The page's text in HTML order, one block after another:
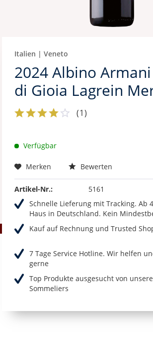
Italien | Veneto
2024 Albino
di Gioia Lagrein
(1)
Verfügbar
Merken Bewerten
Artikel-Nr.:
5161
Schnelle Lieferung mit Tracking. Ab
Haus in Deutschland. Kein
Kauf auf Rechnung und Trusted
7 Tage Service Hotline. Wir helfen
gerne
Top Produkte ausgesucht von
Sommeliers